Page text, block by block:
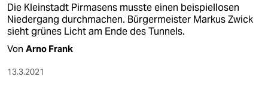
Die Kleinstadt Pirmasens musste einen beispiellosen
Niedergang durchmachen. Bürgermeister Markus Zwick
sieht grünes Licht am Ende des Tunnels.
Von Arno Frank
13.3.2021